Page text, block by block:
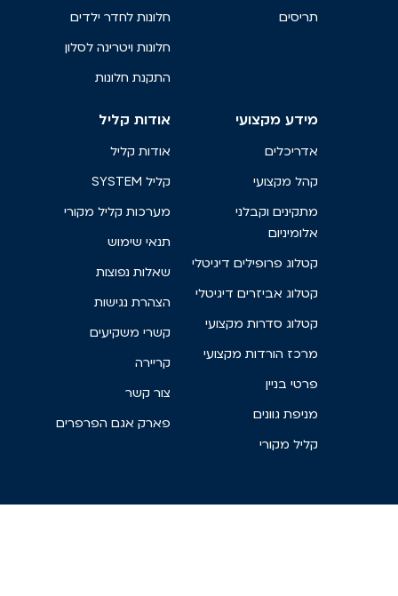
תריסים
חלונות לחדר ילדים
חלונות ויטרינה לסלון
התקנת חלונות
מידע מקצועי
אדריכלים
קהל מקצועי
מתקינים וקבלני
אלומיניום
קטלוג פרופילים דיגיטלי
קטלוג אביזרים דיגיטלי
קטלוג סדרות מקצועי
מרכז הורדות מקצועי
פרטי בניין
מניפת גוונים
קליל מקורי
אודות קליל
אודות קליל
קליל SYSTEM
מערכות קליל מקורי
תנאי שימוש
שאלות נפוצות
הצהרת נגישות
קשרי משקיעים
קריירה
צור קשר
פארק אגם הפרפרים